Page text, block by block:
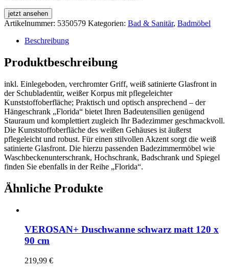
jetzt ansehen
Artikelnummer: 5350579 Kategorien: Bad & Sanitär, Badmöbel
Beschreibung
Produktbeschreibung
inkl. Einlegeboden, verchromter Griff, weiß satinierte Glasfront in
der Schubladentür, weißer Korpus mit pflegeleichter
Kunststoffoberfläche; Praktisch und optisch ansprechend – der
Hängeschrank „Florida“ bietet Ihren Badeutensilien genügend
Stauraum und komplettiert zugleich Ihr Badezimmer geschmackvoll.
Die Kunststoffoberfläche des weißen Gehäuses ist äußerst
pflegeleicht und robust. Für einen stilvollen Akzent sorgt die weiß
satinierte Glasfront. Die hierzu passenden Badezimmermöbel wie
Waschbeckenunterschrank, Hochschrank, Badschrank und Spiegel
finden Sie ebenfalls in der Reihe „Florida“.
Ähnliche Produkte
VEROSAN+ Duschwanne schwarz matt 120 x
90 cm
219,99 €